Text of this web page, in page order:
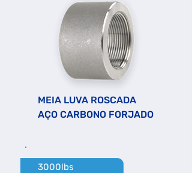
MEIA LUVA ROSCADA
AÇO CARBONO FORJADO
3000lbs